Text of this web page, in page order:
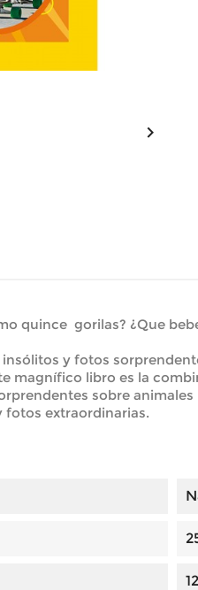

quince gorilas? ¿Que
y fotos
magnífico libro es la
sobre
fotos extraordinarias.